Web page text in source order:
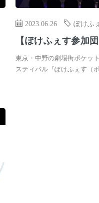
2023.06.26 ぽけふ
【ぽけふぇす参加
東京・中野の劇場街ポケッ
スティバル『ぽけふぇす（